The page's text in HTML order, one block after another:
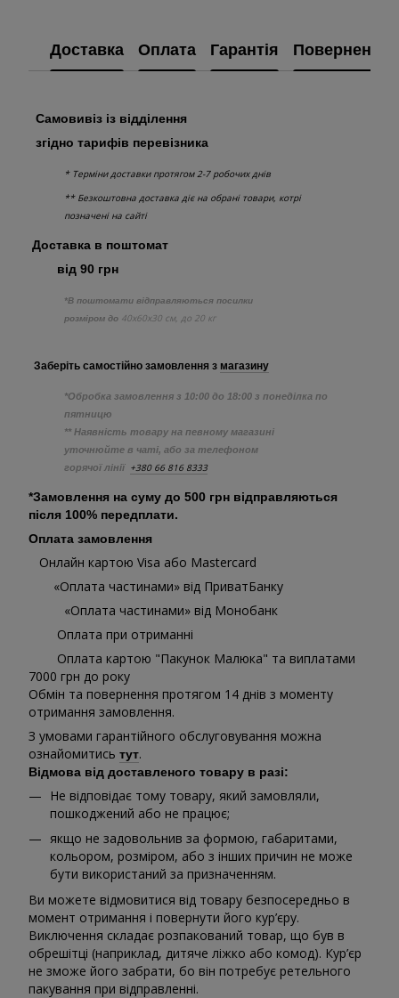
Доставка Оплата Гарантія Повернення
Самовивіз із відділення
згідно тарифів перевізника
* Терміни доставки протягом 2-7 робочих днів
** Безкоштовна доставка діє на обрані товари, котрі
позначені на сайті
Доставка в поштомат
від 90 грн
*В поштомати відправляються посилки
розміром до 40х60х30 см, до 20 кг
Заберіть самостійно замовлення з магазину
*Обробка замовлення з 10:00 до 18:00 з понеділка по
пятницю
** Наявність товару на певному магазині
уточнюйте в чаті, або за телефоном
горячої лінії +380 66 816 8333
*Замовлення на суму до 500 грн відправляються
після 100% передплати.
Оплата замовлення
Онлайн картою Visa або Mastercard
«Оплата частинами» від ПриватБанку
«Оплата частинами» від Монобанк
Оплата при отриманні
Оплата картою "Пакунок Малюка" та виплатами
7000 грн до року
Обмін та повернення протягом 14 днів з моменту
отримання замовлення.
З умовами гарантійного обслуговування можна
ознайомитись тут.
Відмова від доставленого товару в разі:
Не відповідає тому товару, який замовляли,
пошкоджений або не працює;
якщо не задовольнив за формою, габаритами,
кольором, розміром, або з інших причин не може
бути використаний за призначенням.
Ви можете відмовитися від товару безпосередньо в
момент отримання і повернути його кур’єру.
Виключення складає розпакований товар, що був в
обрешітці (наприклад, дитяче ліжко або комод). Кур’єр
не зможе його забрати, бо він потребує ретельного
пакування при відправленні.